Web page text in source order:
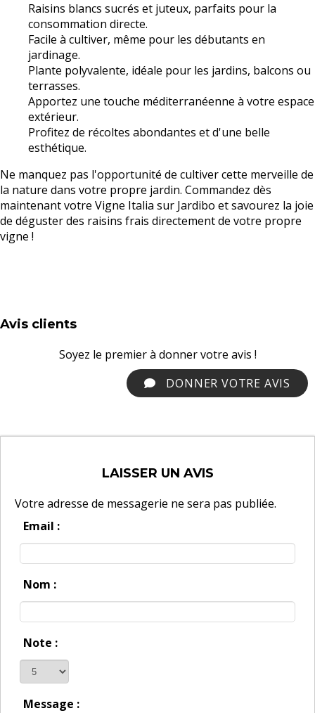
Raisins blancs sucrés et juteux, parfaits pour la
consommation directe.
Facile à cultiver, même pour les débutants en
jardinage.
Plante polyvalente, idéale pour les jardins, balcons ou
terrasses.
Apportez une touche méditerranéenne à votre espace
extérieur.
Profitez de récoltes abondantes et d'une belle
esthétique.
Ne manquez pas l'opportunité de cultiver cette merveille de
la nature dans votre propre jardin. Commandez dès
maintenant votre Vigne Italia sur Jardibo et savourez la joie
de déguster des raisins frais directement de votre propre
vigne !
Avis clients
Soyez le premier à donner votre avis !
DONNER VOTRE AVIS
LAISSER UN AVIS
Votre adresse de messagerie ne sera pas publiée.
Email :
Nom :
Note :
Message :